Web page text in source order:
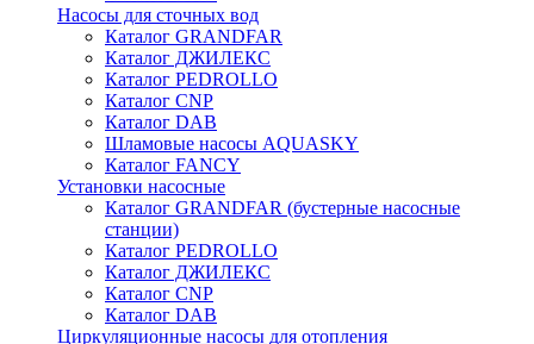
Насосы для сточных вод
Каталог GRANDFAR
Каталог ДЖИЛЕКС
Каталог PEDROLLO
Каталог CNP
Каталог DAB
Шламовые насосы AQUASKY
Каталог FANCY
Установки насосные
Каталог GRANDFAR (бустерные насосные
станции)
Каталог PEDROLLO
Каталог ДЖИЛЕКС
Каталог CNP
Каталог DAB
Циркуляционные насосы для отопления